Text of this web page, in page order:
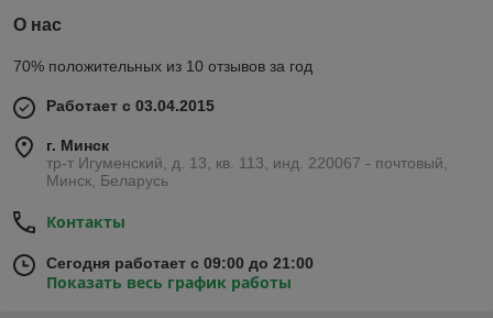
О нас
70% положительных из 10 отзывов за год
Работает с 03.04.2015
г. Минск
тр-т Игуменский, д. 13, кв. 113, инд. 220067 - почтовый,
Минск, Беларусь
Контакты
Сегодня работает с 09:00 до 21:00
Показать весь график работы